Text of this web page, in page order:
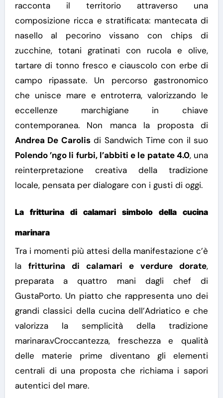
racconta il territorio attraverso una
composizione ricca e stratificata: mantecata di
nasello al pecorino vissano con chips di
zucchine, totani gratinati con rucola e olive,
tartare di tonno fresco e ciauscolo con erbe di
campo ripassate. Un percorso gastronomico
che unisce mare e entroterra, valorizzando le
eccellenze marchigiane in chiave
contemporanea. Non manca la proposta di
Andrea De Carolisdi Sandwich Time con il suo
Polendo ’ngo li furbi, l’abbiti e le patate 4.0, una
reinterpretazione creativa della tradizione
locale, pensata per dialogare con i gusti di oggi.
La fritturina di calamari simbolo della cucina
marinara
Tra i momenti più attesi della manifestazione c’è
la fritturina di calamari e verdure dorate,
preparata a quattro mani dagli chef di
GustaPorto. Un piatto che rappresenta uno dei
grandi classici della cucina dell’Adriatico e che
valorizza la semplicità della tradizione
marinara.vCroccantezza, freschezza e qualità
delle materie prime diventano gli elementi
centrali di una proposta che richiama i sapori
autentici del mare.